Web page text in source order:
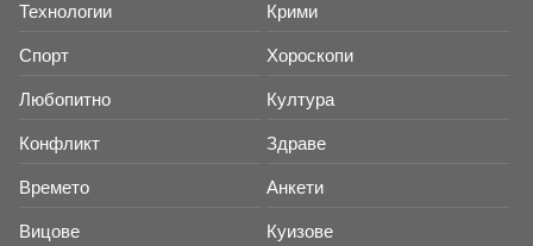
Технологии Крими
Спорт Хороскопи
Любопитно Култура
Конфликт Здраве
Времето Анкети
Вицове Куизове